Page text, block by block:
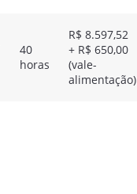
40
horas
R$ 8.597,52
+ R$ 650,00
(vale-
alimentação)